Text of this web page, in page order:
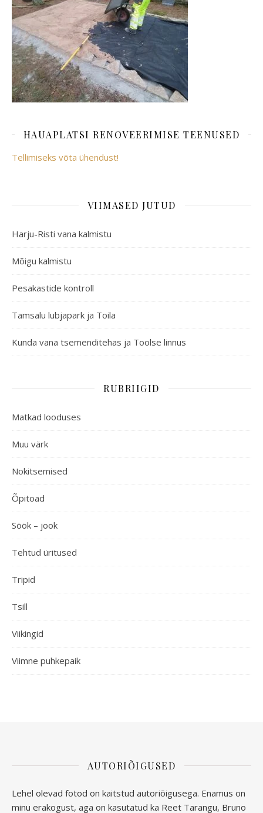
HAUAPLATSI RENOVEERIMISE TEENUSED
Tellimiseks võta ühendust!
VIIMASED JUTUD
Harju-Risti vana kalmistu
Mõigu kalmistu
Pesakastide kontroll
Tamsalu lubjapark ja Toila
Kunda vana tsemenditehas ja Toolse linnus
RUBRIIGID
Matkad looduses
Muu värk
Nokitsemised
Õpitoad
Söök – jook
Tehtud üritused
Tripid
Tsill
Viikingid
Viimne puhkepaik
AUTORIÕIGUSED
Lehel olevad fotod on kaitstud autoriõigusega. Enamus on
minu erakogust, aga on kasutatud ka Reet Tarangu, Bruno